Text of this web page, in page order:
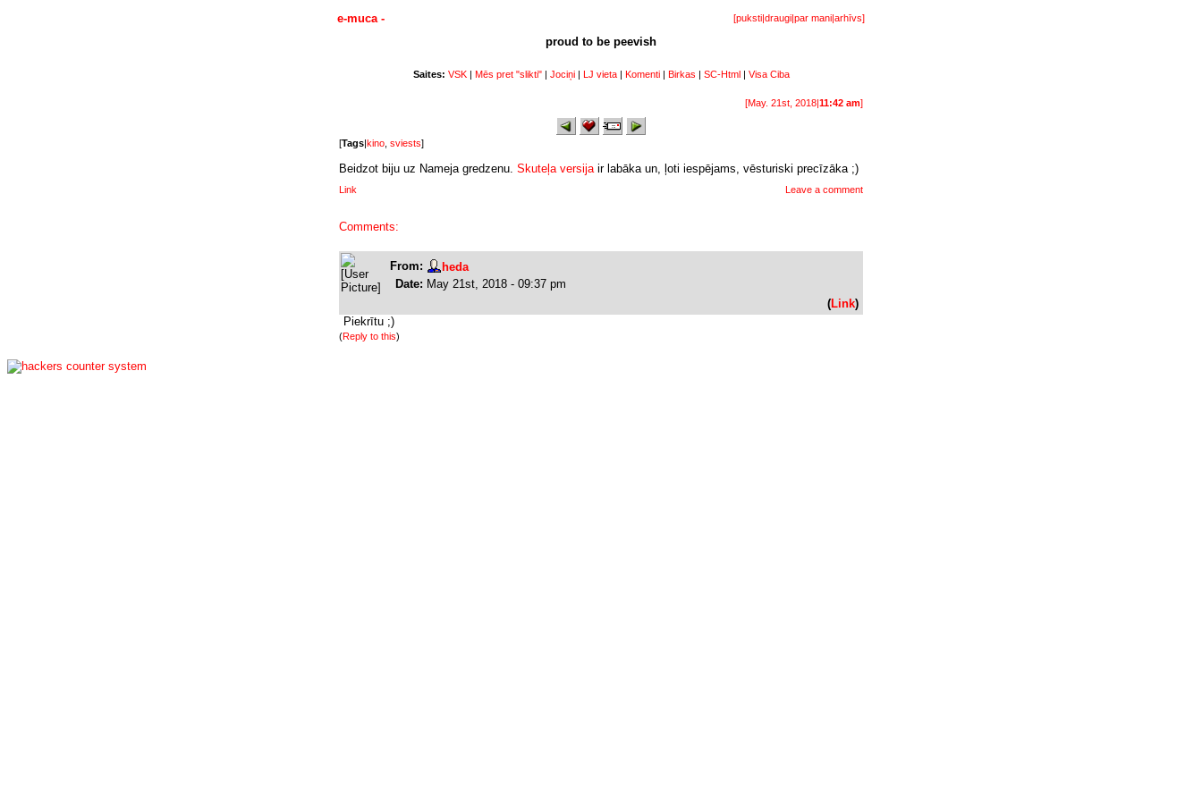
e-muca - [puksti|draugi|par mani|arhīvs]
proud to be peevish
Saites: VSK| Mēs pret "slikti"| Jociņi| LJ vieta| Komenti| Birkas | SC-Html| Visa Ciba
[May. 21st, 2018| 11:42 am]
[Tags kino sviests]
Beidzot biju uz Nameja gredzenu. Skuteļa versijair labāka un, ļoti iespējams, vēsturiski precīzāka ;)
Link Leave a comment
Comments:
From:
heda
Date: May 21st, 2018 - 09:37 pm
(Link)
Piekrītu ;)
(Reply to this)